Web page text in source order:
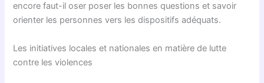
encore faut-il oser poser les bonnes questions et savoir
orienter les personnes vers les dispositifs adéquats.
Les initiatives locales et nationales en matière de lutte
contre les violences